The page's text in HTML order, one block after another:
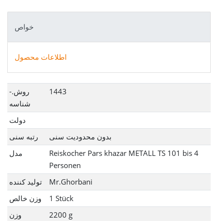
خواص
اطلاعات محصول
Ceres::Template.singleItemTechnicalDataAttribute
Ceres::Template.singleItemTechnicalDataValue
روش.-
شناسه
1443
دولت
رتبه سنی
بدون محدودیت سنی
مدل
Reiskocher Pars khazar METALL TS 101 bis 4
Personen
تولید کننده
Mr.Ghorbani
وزن خالص
1 Stück
وزن
2200 g